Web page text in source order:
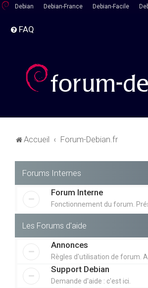
Debian Debian-France Debian-Facile
FAQ
Accueil Forum-Debian.fr
Forums Internes
Forum Interne
Fonctionnement du forum.
Les Forums d'aide
Annonces
Règles d'utilisation de forum.
Support Debian
Demande d'aide : c'est ici.